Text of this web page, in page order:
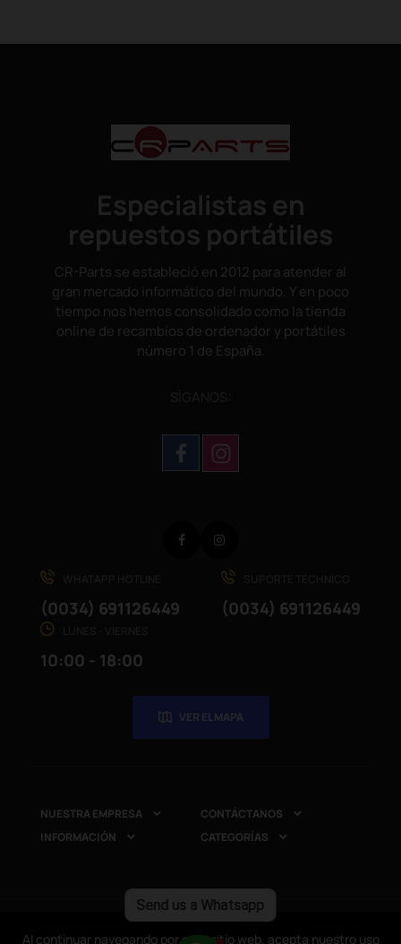
Send us a Whatsapp
Al continuar navegando por este sitio web, acepta nuestro uso
Especialistas en
repuestos portátiles
CR-Parts se estableció en 2012 para atender al
gran mercado informático del mundo. Y en poco
tiempo nos hemos consolidado como la tienda
online de recambios de ordenador y portátiles
número 1 de España.
(0034) 691126449 (0034) 691126449
10:00 - 18:00
VER EL MAPA
Facebook
NUESTRA EMPRESA  CONTÁCTANOS 
INFORMACIÓN  CATEGORÍAS 
Al continuar navegando por este sitio web, acepta nuestro uso
Copyright © 2025CompuRed Computers